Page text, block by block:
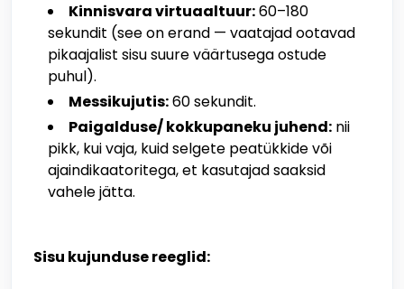
Kinnisvara virtuaaltuur:60–180
sekundit (see on erand — vaatajad ootavad
pikaajalist sisu suure väärtusega ostude
puhul).
Messikujutis:60 sekundit.
Paigalduse/ kokkupaneku juhend: nii
pikk, kui vaja, kuid selgete peatükkide või
ajaindikaatoritega, et kasutajad saaksid
vahele jätta.
Sisu kujunduse reeglid: